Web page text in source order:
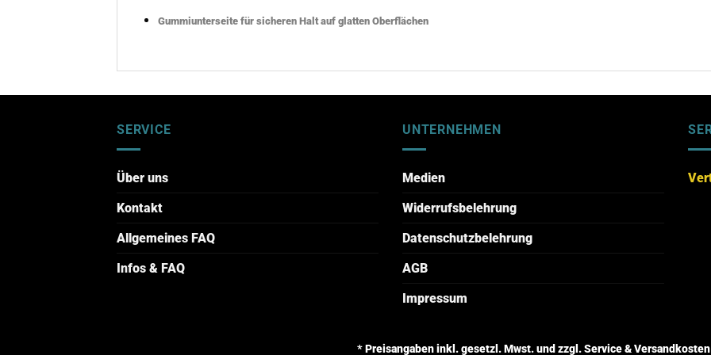
Gummiunterseite für sicheren Halt auf glatten Oberflächen
SERVICE
Über uns
Kontakt
Allgemeines FAQ
Infos & FAQ
UNTERNEHMEN
Medien
Widerrufsbelehrung
Datenschutzbelehrung
AGB
Impressum
* Preisangaben inkl. gesetzl. Mwst. und zzgl. Service & Versandkosten